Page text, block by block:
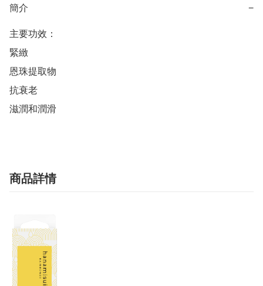
簡介 −
主要功效：
緊緻
恩珠提取物
抗衰老
滋潤和潤滑
商品詳情